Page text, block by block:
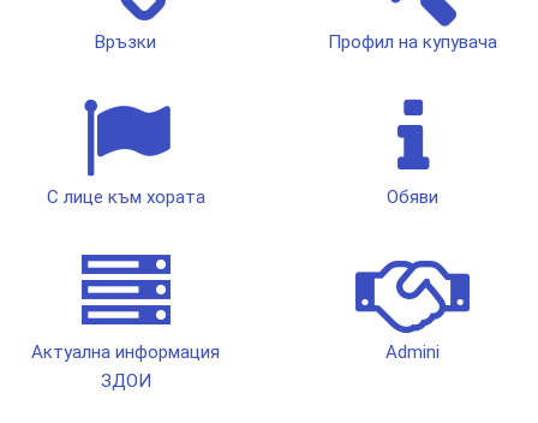
Връзки Профил на купувача
С лице към хората Обяви
Актуална информация
ЗДОИ
Admini